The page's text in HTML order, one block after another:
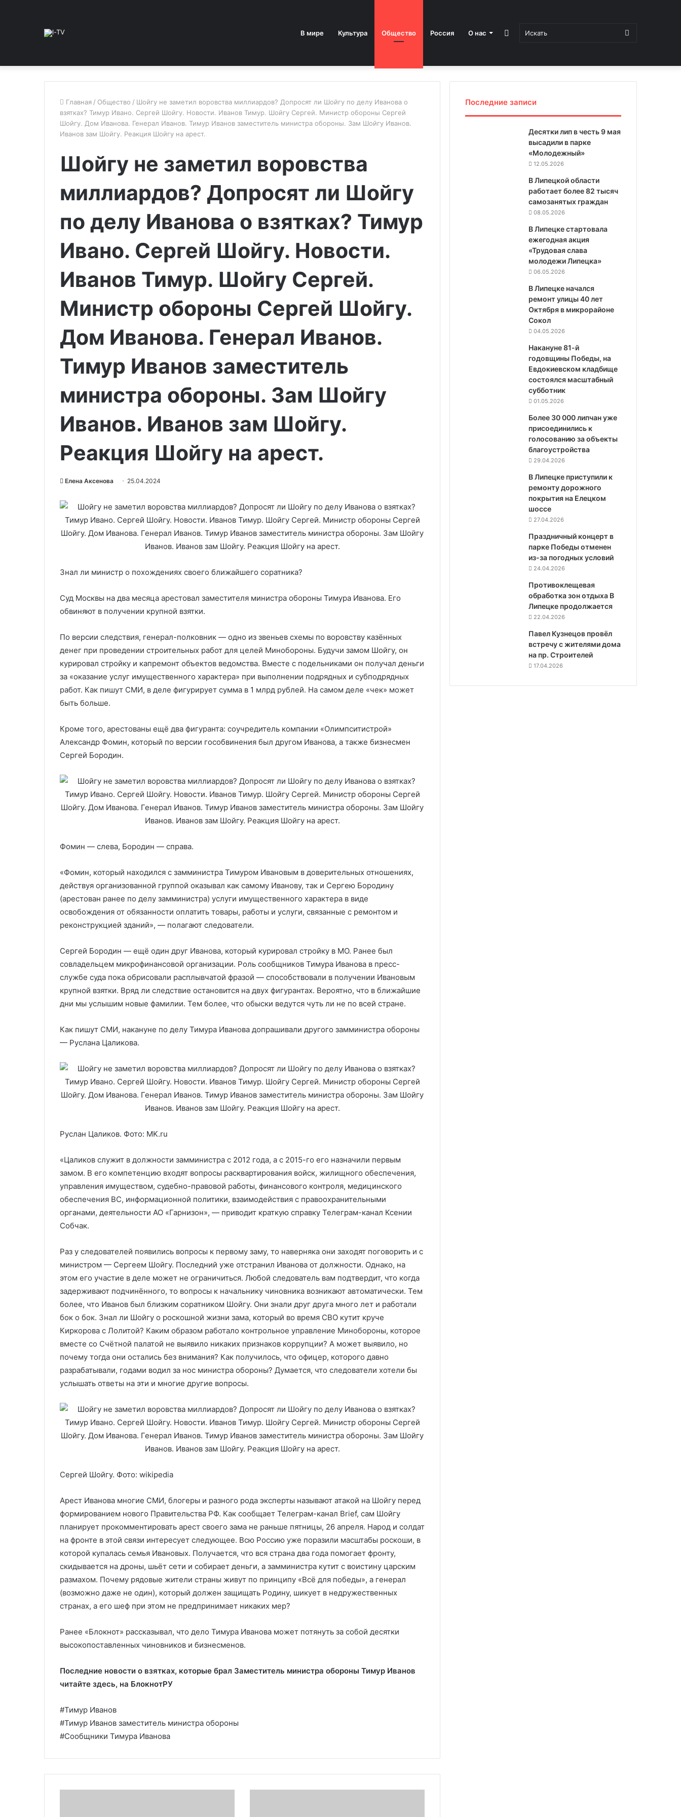
В мире Культура Общество Россия О нас Искать
Sidebar
Главная / Общество / Шойгу не заметил воровства миллиардов? Допросят ли Шойгу по делу Иванова о
взятках? Тимур Ивано. Сергей Шойгу. Новости. Иванов Тимур. Шойгу Сергей. Министр обороны Сергей
Шойгу. Дом Иванова. Генерал Иванов. Тимур Иванов заместитель министра обороны. Зам Шойгу Иванов.
Иванов зам Шойгу. Реакция Шойгу на арест.
Шойгу не заметил воровства
миллиардов? Допросят ли Шойгу
по делу Иванова о взятках? Тимур
Ивано. Сергей Шойгу. Новости.
Иванов Тимур. Шойгу Сергей.
Министр обороны Сергей Шойгу.
Дом Иванова. Генерал Иванов.
Тимур Иванов заместитель
министра обороны. Зам Шойгу
Иванов. Иванов зам Шойгу.
Реакция Шойгу на арест.
Елена Аксенова 25.04.2024
Знал ли министр о похождениях своего ближайшего соратника?
Суд Москвы на два месяца арестовал заместителя министра обороны Тимура Иванова. Его
обвиняют в получении крупной взятки.
По версии следствия, генерал-полковник — одно из звеньев схемы по воровству казённых
денег при проведении строительных работ для целей Минобороны. Будучи замом Шойгу, он
курировал стройку и капремонт объектов ведомства. Вместе с подельниками он получал деньги
за «оказание услуг имущественного характера» при выполнении подрядных и субподрядных
работ. Как пишут СМИ, в деле фигурирует сумма в 1 млрд рублей. На самом деле «чек» может
быть больше.
Кроме того, арестованы ещё два фигуранта: соучредитель компании «Олимпситистрой»
Александр Фомин, который по версии гособвинения был другом Иванова, а также бизнесмен
Сергей Бородин.
Фомин — слева, Бородин — справа.
«Фомин, который находился с замминистра Тимуром Ивановым в доверительных отношениях,
действуя организованной группой оказывал как самому Иванову, так и Сергею Бородину
(арестован ранее по делу замминистра) услуги имущественного характера в виде
освобождения от обязанности оплатить товары, работы и услуги, связанные с ремонтом и
реконструкцией зданий», — полагают следователи.
Сергей Бородин — ещё один друг Иванова, который курировал стройку в МО. Ранее был
совладельцем микрофинансовой организации. Роль сообщников Тимура Иванова в пресс-
службе суда пока обрисовали расплывчатой фразой — способствовали в получении Ивановым
крупной взятки. Вряд ли следствие остановится на двух фигурантах. Вероятно, что в ближайшие
дни мы услышим новые фамилии. Тем более, что обыски ведутся чуть ли не по всей стране.
Как пишут СМИ, накануне по делу Тимура Иванова допрашивали другого замминистра обороны
— Руслана Цаликова.
Руслан Цаликов. Фото: MK.ru
«Цаликов служит в должности замминистра с 2012 года, а с 2015-го его назначили первым
замом. В его компетенцию входят вопросы расквартирования войск, жилищного обеспечения,
управления имуществом, судебно-правовой работы, финансового контроля, медицинского
обеспечения ВС, информационной политики, взаимодействия с правоохранительными
органами, деятельности АО «Гарнизон», — приводит краткую справку Телеграм-канал Ксении
Собчак.
Раз у следователей появились вопросы к первому заму, то наверняка они заходят поговорить и с
министром — Сергеем Шойгу. Последний уже отстранил Иванова от должности. Однако, на
этом его участие в деле может не ограничиться. Любой следователь вам подтвердит, что когда
задерживают подчинённого, то вопросы к начальнику чиновника возникают автоматически. Тем
более, что Иванов был близким соратником Шойгу. Они знали друг друга много лет и работали
бок о бок. Знал ли Шойгу о роскошной жизни зама, который во время СВО кутит круче
Киркорова с Лолитой? Каким образом работало контрольное управление Минобороны, которое
вместе со Счётной палатой не выявило никаких признаков коррупции? А может выявило, но
почему тогда они остались без внимания? Как получилось, что офицер, которого давно
разрабатывали, годами водил за нос министра обороны? Думается, что следователи хотели бы
услышать ответы на эти и многие другие вопросы.
Сергей Шойгу. Фото: wikipedia
Арест Иванова многие СМИ, блогеры и разного рода эксперты называют атакой на Шойгу перед
формированием нового Правительства РФ. Как сообщает Телеграм-канал Brief, сам Шойгу
планирует прокомментировать арест своего зама не раньше пятницы, 26 апреля. Народ и солдат
на фронте в этой связи интересует следующее. Всю Россию уже поразили масштабы роскоши, в
которой купалась семья Ивановых. Получается, что вся страна два года помогает фронту,
скидывается на дроны, шьёт сети и собирает деньги, а замминистра кутит с воистину царским
размахом. Почему рядовые жители страны живут по принципу «Всё для победы», а генерал
(возможно даже не один), который должен защищать Родину, шикует в недружественных
странах, а его шеф при этом не предпринимает никаких мер?
Ранее «Блокнот» рассказывал, что дело Тимура Иванова может потянуть за собой десятки
высокопоставленных чиновников и бизнесменов.
Последние новости о взятках, которые брал Заместитель министра обороны Тимур Иванов
читайте здесь, на БлокнотРУ
#Тимур Иванов
#Тимур Иванов заместитель министра обороны
#Сообщники Тимура Иванова
Последние записи
Десятки лип в честь 9 мая
высадили в парке
«Молодежный»
12.05.2026
В Липецкой области
работает более 82 тысяч
самозанятых граждан
08.05.2026
В Липецке стартовала
ежегодная акция
«Трудовая слава
молодежи Липецка»
06.05.2026
В Липецке начался
ремонт улицы 40 лет
Октября в микрорайоне
Сокол
04.05.2026
Накануне 81-й
годовщины Победы, на
Евдокиевском кладбище
состоялся масштабный
субботник
01.05.2026
Более 30 000 липчан уже
присоединились к
голосованию за объекты
благоустройства
29.04.2026
В Липецке приступили к
ремонту дорожного
покрытия на Елецком
шоссе
27.04.2026
Праздничный концерт в
парке Победы отменен
из-за погодных условий
24.04.2026
Противоклещевая
обработка зон отдыха В
Липецке продолжается
22.04.2026
Павел Кузнецов провёл
встречу с жителями дома
на пр. Строителей
17.04.2026